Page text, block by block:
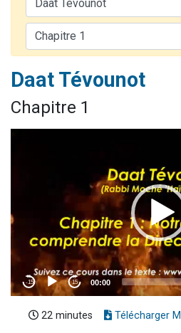
Malgorzata vient
Daat Tévounot
Chapitre 1
22 minutes Télécharger